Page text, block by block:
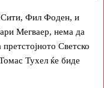
Сити, Фил Фоден, и
Мегваер, нема да
Светско
Тухел ќе биде